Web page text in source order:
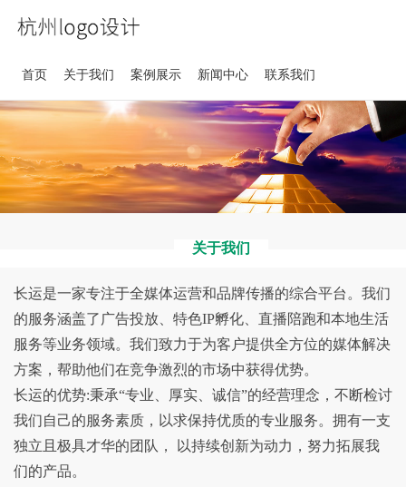
首页 关于我们 案例展示 新闻中心 联系我们
关于我们
长运是一家专注于全媒体运营和品牌传播的综合平台。我们
的服务涵盖了广告投放、特色IP孵化、直播陪跑和本地生活
服务等业务领域。我们致力于为客户提供全方位的媒体解决
方案，帮助他们在竞争激烈的市场中获得优势。
长运的优势:秉承“专业、厚实、诚信”的经营理念，不断检讨
我们自己的服务素质，以求保持优质的专业服务。拥有一支
独立且极具才华的团队， 以持续创新为动力，努力拓展我
们的产品。